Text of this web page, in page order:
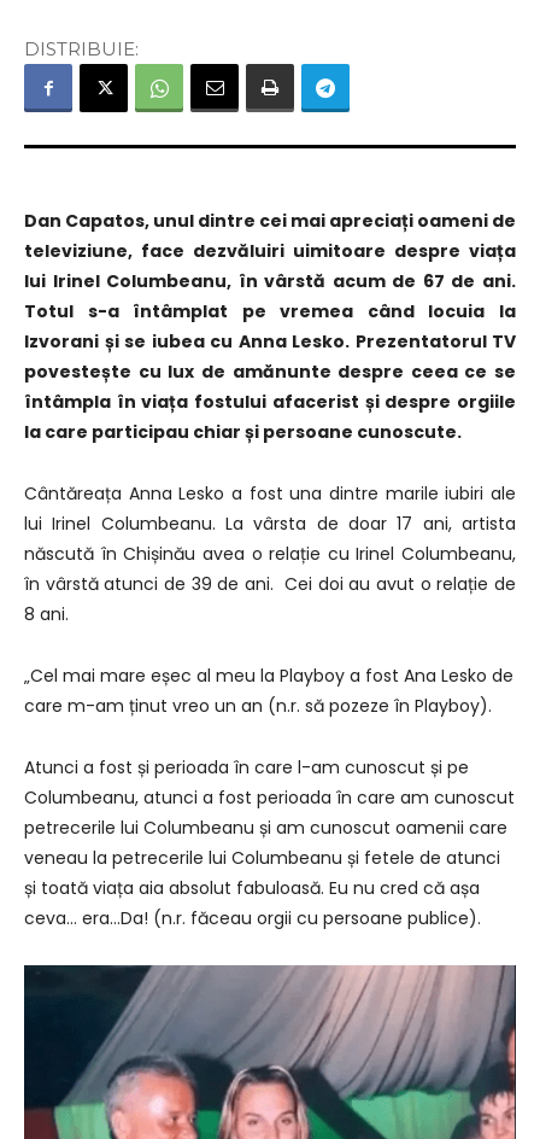
DISTRIBUIE:
Dan Capatos, unul dintre cei mai apreciați oameni de
televiziune, face dezvăluiri uimitoare despre viața
lui Irinel Columbeanu, în vârstă acum de 67 de ani.
Totul s-a întâmplat pe vremea când locuia la
Izvorani și se iubea cu Anna Lesko. Prezentatorul TV
povestește cu lux de amănunte despre ceea ce se
întâmpla în viața fostului afacerist și despre orgiile
la care participau chiar și persoane cunoscute.
Cântăreața Anna Lesko a fost una dintre marile iubiri ale
lui Irinel Columbeanu. La vârsta de doar 17 ani, artista
născută în Chișinău avea o relație cu Irinel Columbeanu,
în vârstă atunci de 39 de ani. Cei doi au avut o relație de
8 ani.
„Cel mai mare eșec al meu la Playboy a fost Ana Lesko de
care m-am ținut vreo un an (n.r. să pozeze în Playboy).
Atunci a fost și perioada în care l-am cunoscut și pe
Columbeanu, atunci a fost perioada în care am cunoscut
petrecerile lui Columbeanu și am cunoscut oamenii care
veneau la petrecerile lui Columbeanu și fetele de atunci
și toată viața aia absolut fabuloasă. Eu nu cred că așa
ceva… era…Da! (n.r. făceau orgii cu persoane publice).